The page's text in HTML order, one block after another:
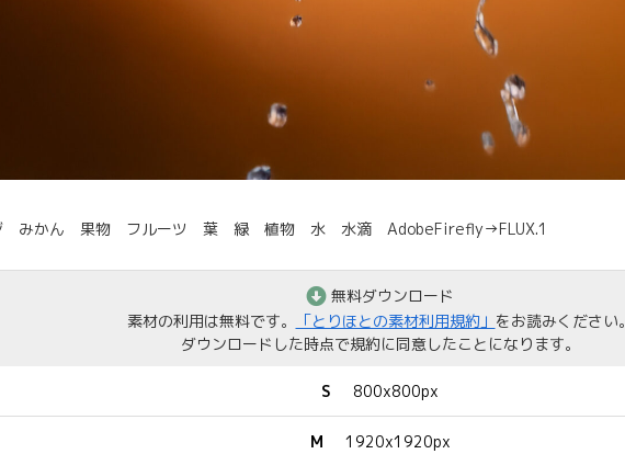
みかん 果物 フルーツ 葉 緑 植物 水 水滴 AdobeFirefly→FLUX.1
無料ダウンロード
素材の利用は無料です。
「とりほとの素材利用規約」 をお読みください。
ダウンロードした時点で規約に同意したことになります。
S 800x800px
M 1920x1920px